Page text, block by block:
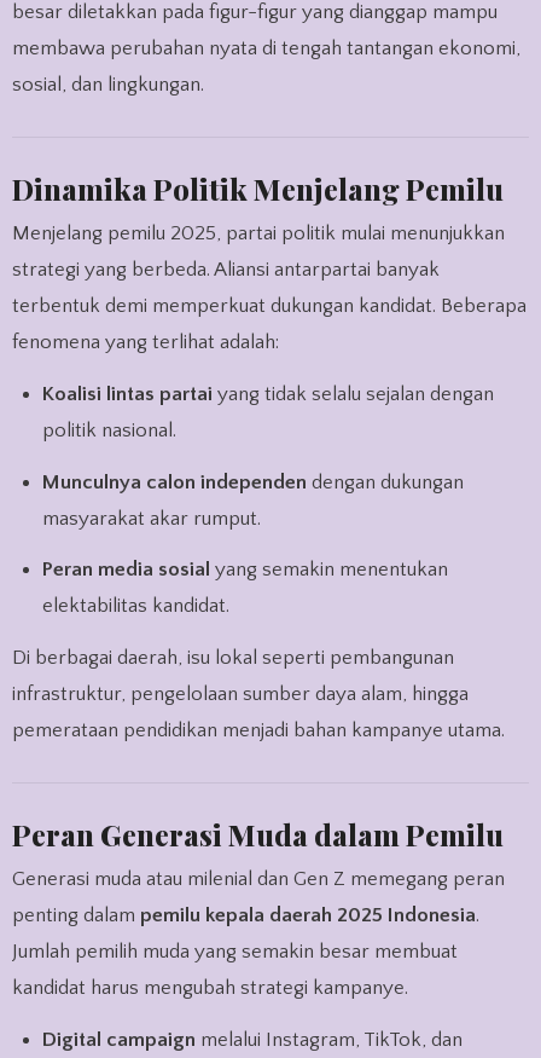
besar diletakkan pada figur-figur yang dianggap mampu
membawa perubahan nyata di tengah tantangan ekonomi,
sosial, dan lingkungan.
Dinamika Politik Menjelang Pemilu
Menjelang pemilu 2025, partai politik mulai menunjukkan
strategi yang berbeda. Aliansi antarpartai banyak
terbentuk demi memperkuat dukungan kandidat. Beberapa
fenomena yang terlihat adalah:
Koalisi lintas partai yang tidak selalu sejalan dengan
politik nasional.
Munculnya calon independen dengan dukungan
masyarakat akar rumput.
Peran media sosial yang semakin menentukan
elektabilitas kandidat.
Di berbagai daerah, isu lokal seperti pembangunan
infrastruktur, pengelolaan sumber daya alam, hingga
pemerataan pendidikan menjadi bahan kampanye utama.
Peran Generasi Muda dalam Pemilu
Generasi muda atau milenial dan Gen Z memegang peran
penting dalam pemilu kepala daerah 2025 Indonesia.
Jumlah pemilih muda yang semakin besar membuat
kandidat harus mengubah strategi kampanye.
Digital campaign melalui Instagram, TikTok, dan